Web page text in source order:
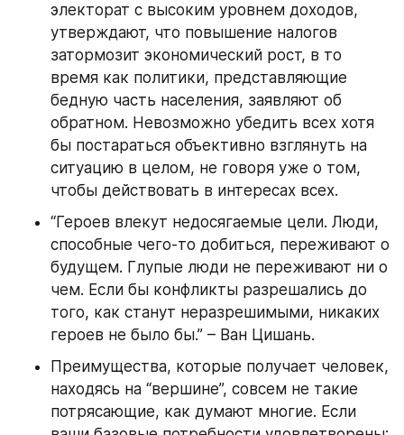
электорат с высоким уровнем доходов,
утверждают, что повышение налогов
затормозит экономический рост, в то
время как политики, представляющие
бедную часть населения, заявляют об
обратном. Невозможно убедить всех хотя
бы постараться объективно взглянуть на
ситуацию в целом, не говоря уже о том,
чтобы действовать в интересах всех.
“Героев влекут недосягаемые цели. Люди,
способные чего-то добиться, переживают о
будущем. Глупые люди не переживают ни о
чем. Если бы конфликты разрешались до
того, как станут неразрешимыми, никаких
героев не было бы.” – Ван Цишань.
Преимущества, которые получает человек,
находясь на “вершине”, совсем не такие
потрясающие, как думают многие. Если